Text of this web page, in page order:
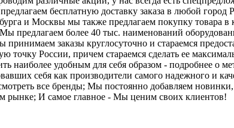
бесплатную доставку заказа в любой
и Москвы мы также предлагаем покупку товара в
предлагаем более 40 тыс. наименований
заказы круглосуточно и стараемся
точку России, причем стараемся сделать ее
наиболее удобным для себя образом - подробнее о
себя как производители самого надежного и
все бренды; Мы постоянно добавляем
рынке; И самое главное - Мы ценим своих клиентов!